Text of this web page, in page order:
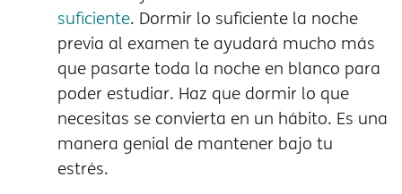
suficiente. Dormir lo suficiente la noche
previa al examen te ayudará mucho más
que pasarte toda la noche en blanco para
poder estudiar. Haz que dormir lo que
necesitas se convierta en un hábito. Es una
manera genial de mantener bajo tu
estrés.